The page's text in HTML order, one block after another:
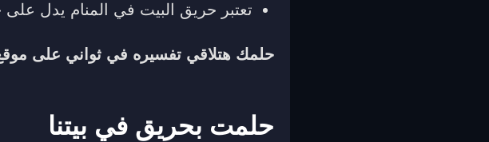
تعتبر حريق البيت في المنام يدل
حلمك هتلاقي تفسيره في ثواني على
حلمت بحريق في بيتنا